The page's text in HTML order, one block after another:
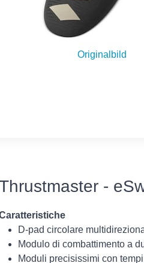
Originalbild
-
D-pad circolare
Modulo di combattimento a
Moduli precisissimi con